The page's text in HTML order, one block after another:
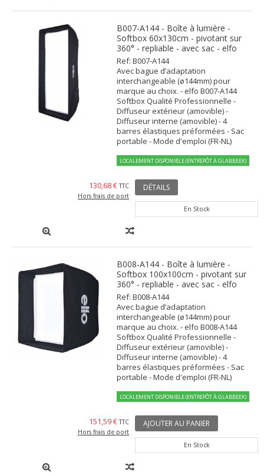
B007-A144 - Boîte à lumière -
Softbox 60x130cm - pivotant sur
360° - repliable - avec sac - elfo
Ref: B007-A144
Avec bague d’adaptation
interchangeable (ø144mm) pour
marque au choix. - elfo B007-A144
Softbox Qualité Professionnelle -
Diffuseur extérieur (amovible) -
Diffuseur interne (amovible) - 4
barres élastiques préformées - Sac
portable - Mode d'emploi (FR-NL)
LOCALEMENT DISPONIBLE (ENTREPÔT À GLABBEEK)
130,68 € TTC
Hors frais de port
DÉTAILS
En Stock
B008-A144 - Boîte à lumière -
Softbox 100x100cm - pivotant sur
360° - repliable - avec sac - elfo
Ref: B008-A144
Avec bague d’adaptation
interchangeable (ø144mm) pour
marque au choix. - elfo B008-A144
Softbox Qualité Professionnelle -
Diffuseur extérieur (amovible) -
Diffuseur interne (amovible) - 4
barres élastiques préformées - Sac
portable - Mode d'emploi (FR-NL)
LOCALEMENT DISPONIBLE (ENTREPÔT À GLABBEEK)
151,59 € TTC
Hors frais de port
AJOUTER AU PANIER
En Stock